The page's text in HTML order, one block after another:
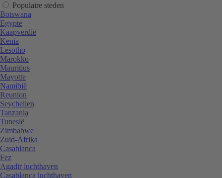
Populaire steden
Botswana
Egypte
Kaapverdië
Kenia
Lesotho
Marokko
Mauritius
Mayotte
Namibië
Reunion
Seychellen
Tanzania
Tunesië
Zimbabwe
Zuid-Afrika
Casablanca
Fez
Agadir luchthaven
Casablanca luchthaven